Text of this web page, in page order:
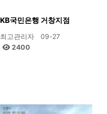
KB국민은행 거창지점
최고관리자
09-27
2400